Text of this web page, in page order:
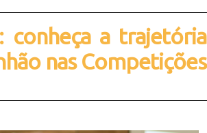
conheça a trajetória
nas Competições